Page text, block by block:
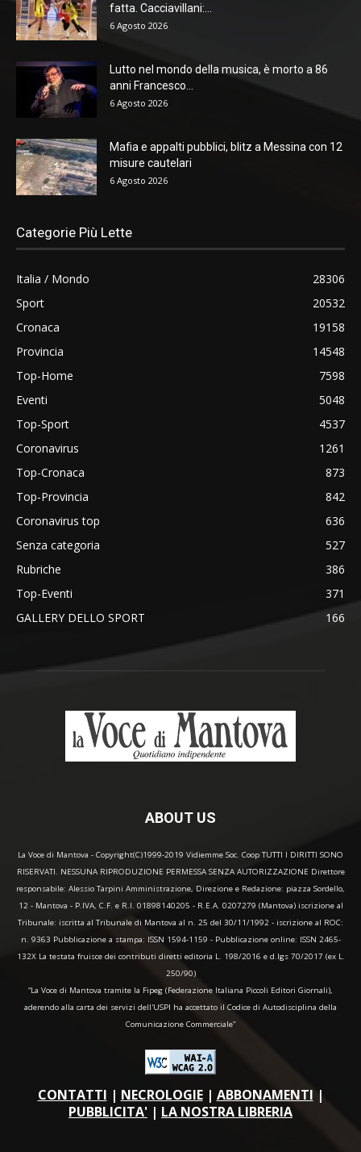
fatta. Cacciavillani:...
6 Agosto 2026
Lutto nel mondo della musica, è morto a 86
anni Francesco...
6 Agosto 2026
Mafia e appalti pubblici, blitz a Messina con 12
misure cautelari
6 Agosto 2026
Categorie Più Lette
Italia / Mondo
28306
Sport
20532
Cronaca
19158
Provincia
14548
Top-Home
7598
Eventi
5048
Top-Sport
4537
Coronavirus
1261
Top-Cronaca
873
Top-Provincia
842
Coronavirus top
636
Senza categoria
527
Rubriche
386
Top-Eventi
371
GALLERY DELLO SPORT
166
ABOUT US
La Voce di Mantova - Copyright(C)1999-2019 Vidiemme Soc. Coop TUTTI I DIRITTI SONO
RISERVATI. NESSUNA RIPRODUZIONE PERMESSA SENZA AUTORIZZAZIONE Direttore
responsabile: Alessio Tarpini Amministrazione, Direzione e Redazione: piazza Sordello,
12 - Mantova - P.IVA, C.F. e R.I. 01898140205 - R.E.A. 0207279 (Mantova) iscrizione al
Tribunale: iscritta al Tribunale di Mantova al n. 25 del 30/11/1992 - iscrizione al ROC:
n. 9363 Pubblicazione a stampa: ISSN 1594-1159 - Pubblicazione online: ISSN 2465-
132X La testata fruisce dei contributi diretti editoria L. 198/2016 e d.lgs 70/2017 (ex L.
250/90)
“La Voce di Mantova tramite la Fipeg (Federazione Italiana Piccoli Editori Giornali),
aderendo alla carta dei servizi dell'USPI ha accettato il Codice di Autodisciplina della
Comunicazione Commerciale"
CONTATTI | NECROLOGIE| ABBONAMENTI |
PUBBLICITA' | LA NOSTRA LIBRERIA